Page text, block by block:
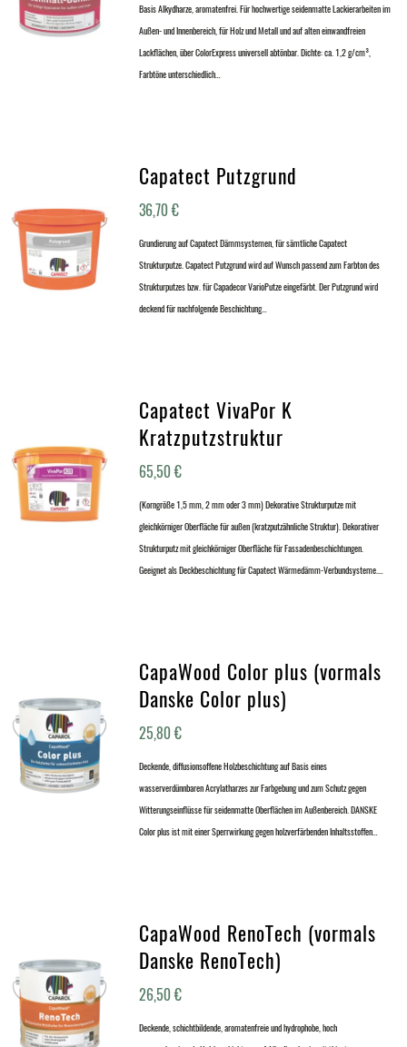
Basis Alkydharze, aromatenfrei. Für hochwertige seidenmatte Lackierarbeiten im
Außen- und Innenbereich, für Holz und Metall und auf alten einwandfreien
Lackflächen, über ColorExpress universell abtönbar. Dichte: ca. 1,2 g/cm³,
Farbtöne unterschiedlich…
Capatect Putzgrund
36,70€
Grundierung auf Capatect Dämmsystemen, für sämtliche Capatect
Strukturputze. Capatect Putzgrund wird auf Wunsch passend zum Farbton des
Strukturputzes bzw. für Capadecor VarioPutze eingefärbt. Der Putzgrund wird
deckend für nachfolgende Beschichtung…
Capatect VivaPor K
Kratzputzstruktur
65,50€
(Korngröße 1,5 mm, 2 mm oder 3 mm) Dekorative Strukturputze mit
gleichkörniger Oberfläche für außen (kratzputzähnliche Struktur). Dekorativer
Strukturputz mit gleichkörniger Oberfläche für Fassadenbeschichtungen.
Geeignet als Deckbeschichtung für Capatect Wärmedämm-Verbundsysteme.…
CapaWood Color plus (vormals
Danske Color plus)
25,80€
Deckende, diffusionsoffene Holzbeschichtung auf Basis eines
wasserverdünnbaren Acrylatharzes zur Farbgebung und zum Schutz gegen
Witterungseinflüsse für seidenmatte Oberflächen im Außenbereich. DANSKE
Color plus ist mit einer Sperrwirkung gegen holzverfärbenden Inhaltsstoffen…
CapaWood RenoTech (vormals
Danske RenoTech)
26,50€
Deckende, schichtbildende, aromatenfreie und hydrophobe, hoch